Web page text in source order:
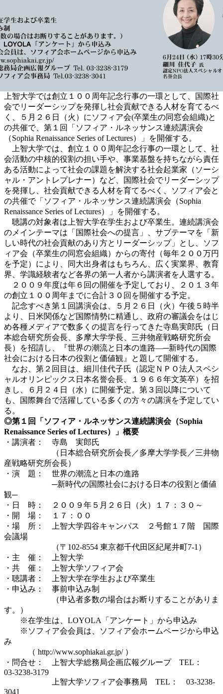
上智大学では創立１００周年記念行事の一環として、国際社
会でリーダーシップを発揮し社会貢献できる人材を育てるべ
く、５月２６日（火）にソフィア会(卒業生の同窓会組織)と
の共催で、第１回「ソフィア・ルネッサンス連続講演会
（Sophia Renaissance Series of Lectures）」を開催する。
上智大学では、創立１００周年記念行事の一環として、社
会活動の中核的役割の担い手や、事業基盤を持ちながら責任
ある活動によって社会の課題を解決する社会起業家（ソーシ
ャル・アントレプレナー）など、国際社会でリーダーシップ
を発揮し、社会貢献できる人材を育てるべく、ソフィア会と
の共催で「ソフィア・ルネッサンス連続講演会（Sophia
Renaissance Series of Lectures）」を開催する。
聴講の対象者は上智大学在学生および卒業生。連続講演会
のメインテーマは「国際社会への提言」、サブテーマを「新
しい時代の社会貢献のあり方とリーダーシップ」とし、ソフ
ィア会（卒業生の同窓会組織）からの寄付（毎年２００万円
を予定）により、同大出身者はもちろん、広く実業界、教育
界、学識経験者など各界の第一人者から講演者を人選する。
２００９年度は年６回の開催を予定しており、２０１３年
の創立１００周年までに合計３０回を開催する予定。
記念すべき第１回講演会は、５月２６日（火）午後５時半
より、日米関係など国際情勢に精通し、政府の審議会をはじ
め各種メディアで数多くの提言を行ってきた寺島実郎氏（日
本総合研究所会長、多摩大学学長、三井物産戦略研究所会
長）を招請し、『世界の潮流と日本の進路―─新時代の国際
社会における日本の役割と価値観』と題して開催する。
なお、第２回目は、細川佳代子氏（認定ＮＰＯ法人スペシ
ャルオリンピックス日本名誉会長、１９６６年文英卒）を招
きし、６月２４日（水）に開催予定。第３回以降について
も、国際舞台で活躍している多くの方々の講演を予定してい
る。
◎第１回「ソフィア・ルネッサンス連続講演会（Sophia
Renaissance Series of Lectures）」概要
・講演者： 寺島 実郎氏
（日本総合研究所会長／多摩大学学長／三井物
産戦略研究所会長）
・演 題： 世界の潮流と日本の進路
─新時代の国際社会における日本の役割と価値
観─
・日 時： ２００９年５月２６日（火）１７：３０～
・開 場： １７：００
・場 所： 上智大学四谷キャンパス ２号館１７階 国際
会議場
（〒102-8554 東京都千代田区紀尾井町7-1）
・主 催： 上智大学
・共 催： 上智大学ソフィア会
・聴講者： 上智大学在学生および卒業生
・申込み： 事前申込み制
（申込者多数の場合はお断りすることがありま
す。）
※在学生は、LOYOLA「アンケート」から申込み
※ソフィア会会員は、ソフィア会ホームページから申込
み
（ http://www.sophiakai.gr.jp/ ）
・問合せ： 上智大学総務局企画広報グループ TEL：
03-3238-3179
上智大学ソフィア会事務局 TEL： 03-3238-
3041